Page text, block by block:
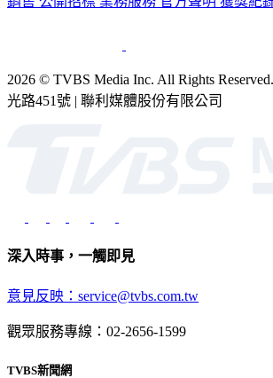
2026 © TVBS Media Inc. All Rights
光路451號 | 聯利媒體股份有限公司
深入時事，一觸即見
意見反映：service@tvbs.com.tw
觀眾服務專線：02-2656-1599
TVBS新聞網